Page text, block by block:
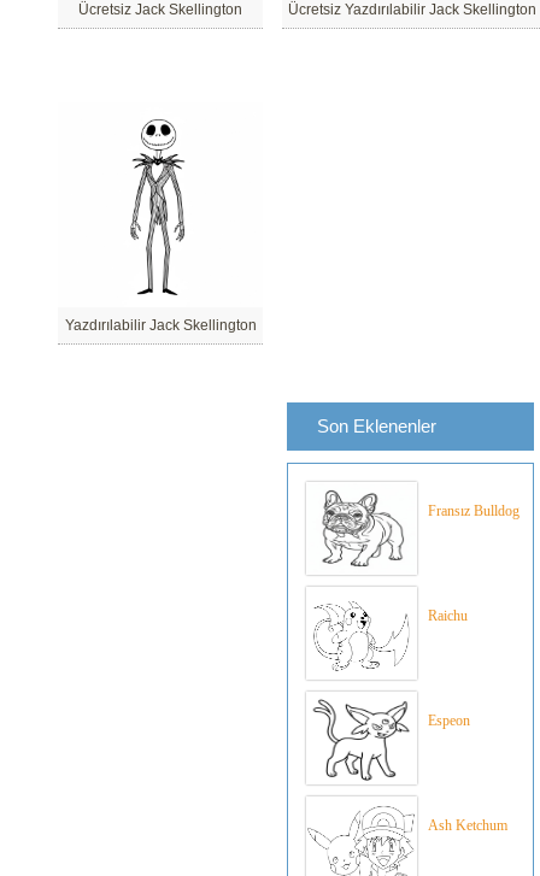
Ücretsiz Jack Skellington Ücretsiz Yazdırılabilir Jack Skellington
Yazdırılabilir Jack Skellington
Son Eklenenler
Fransız Bulldog
Raichu
Espeon
Ash Ketchum